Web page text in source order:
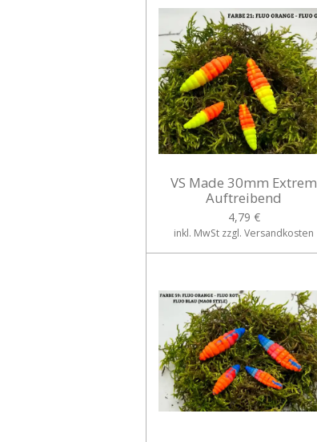
VS Made 30mm Extrem
Auftreibend
4,79 €
inkl. MwSt zzgl. Versandkosten